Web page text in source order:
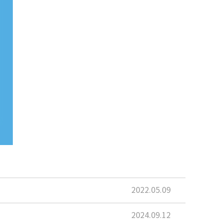
2022.05.09
2024.09.12